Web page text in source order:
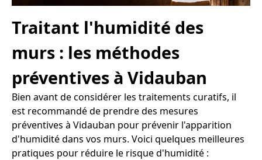
Traitant l'humidité des
murs : les méthodes
préventives à Vidauban
Bien avant de considérer les traitements curatifs, il
est recommandé de prendre des mesures
préventives à Vidauban pour prévenir l'apparition
d'humidité dans vos murs. Voici quelques meilleures
pratiques pour réduire le risque d'humidité :